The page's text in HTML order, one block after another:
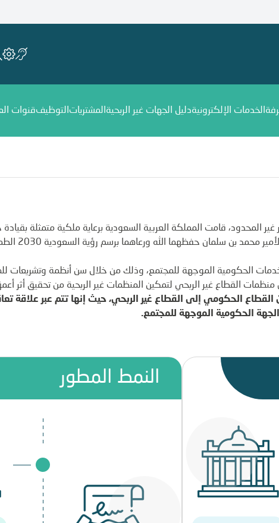
الخدمات الإلكترونيةدليل الجهات غير الربحية المشتريات التوظيفقنوات
المحدود، قامت المملكة العربية السعودية برعاية ملكية متمثلة
الشريفين
الحكومية الموجهة للمجتمع، وذلك من خلال سن أنظمة وتشريعات
القطاع غير الربحي لتمكين المنظمات غير الربحية من تحقيق أثر
الحكومي إلى القطاع غير الربحي، حيث إنها تتم عبر علاقة
الحكومية الموجهة للمجتمع.
النمط المطور